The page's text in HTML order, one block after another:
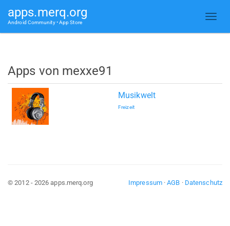
apps.merq.org
Android Community • App Store
Apps von mexxe91
Musikwelt
Freizeit
Impressum·AGB · Datenschutz
© 2012 - 2026 apps.merq.org